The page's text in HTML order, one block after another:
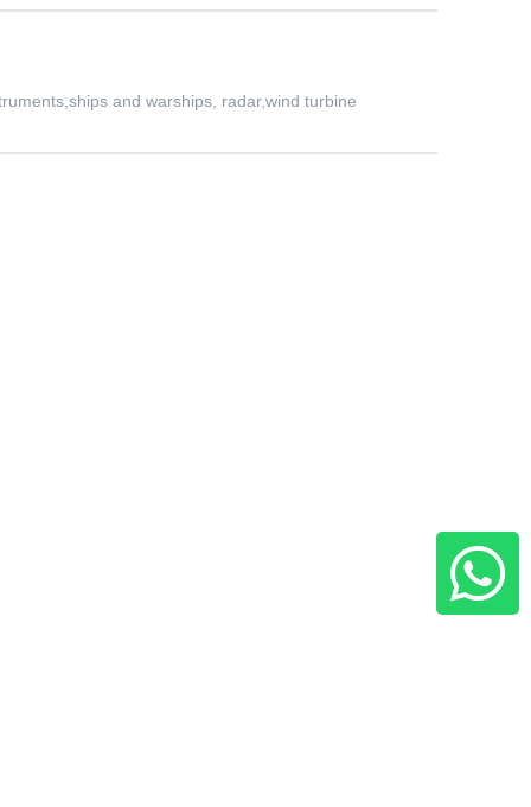
and warships, radar,wind turbine